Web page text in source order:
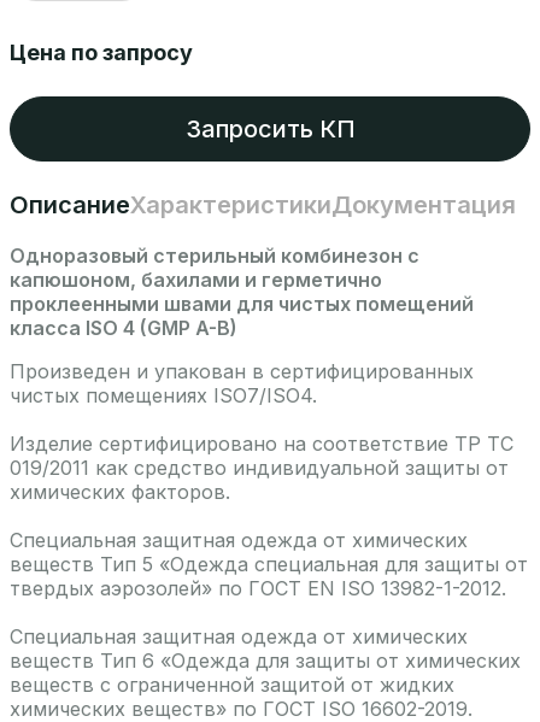
Цена по запросу
Запросить КП
ОписаниеХарактеристикиДокументация
Одноразовый стерильный комбинезон с
капюшоном, бахилами и герметично
проклеенными швами для чистых помещений
класса ISO 4 (GMP A-B)
Произведен и упакован в сертифицированных
чистых помещениях ISO7/ISO4.
Изделие сертифицировано на соответствие ТР ТС
019/2011 как средство индивидуальной защиты от
химических факторов.
Специальная защитная одежда от химических
веществ Тип 5 «Одежда специальная для защиты от
твердых аэрозолей» по ГОСТ EN ISO 13982-1-2012.
Специальная защитная одежда от химических
веществ Тип 6 «Одежда для защиты от химических
веществ с ограниченной защитой от жидких
химических веществ» по ГОСТ ISO 16602-2019.